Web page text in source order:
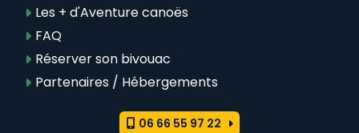
Les + d'Aventure canoës
FAQ
Réserver son bivouac
Partenaires / Hébergements
06 66 55 97 22